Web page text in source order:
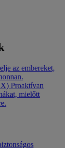
az embereket,
Proaktívan
mielőtt